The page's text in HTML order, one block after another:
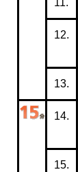
12.
13.
14.
15.